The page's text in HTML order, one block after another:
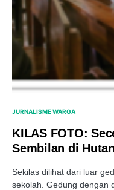
JURNALISME WARGA
KILAS FOTO:
Sembilan di
Sekilas dilihat dari luar
sekolah. Gedung dengan